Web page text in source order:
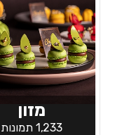
מזון
1,233 תמונות